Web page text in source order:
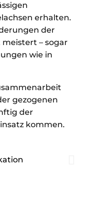
erhalten.
der
– sogar
wie in
gezogenen
der
kommen.